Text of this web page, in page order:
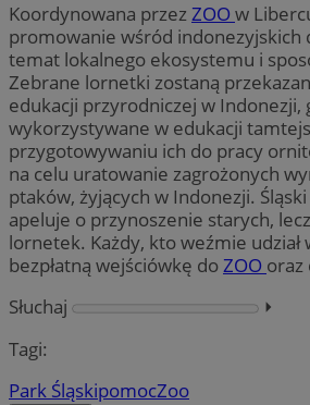
Koordynowana przezZOO w
promowanie wśród indonezyjskich
temat lokalnego ekosystemu i
Zebrane lornetki zostaną
edukacji przyrodniczej w Indonezji,
wykorzystywane w edukacji
przygotowywaniu ich do pracy
na celu uratowanie zagrożonych
ptaków, żyjących w Indonezji.
apeluje o przynoszenie starych,
lornetek. Każdy, kto weźmie udział
bezpłatną wejściówkę doZOO oraz
Słuchaj
⏵︎
Tagi:
Park ŚląskipomocZoo